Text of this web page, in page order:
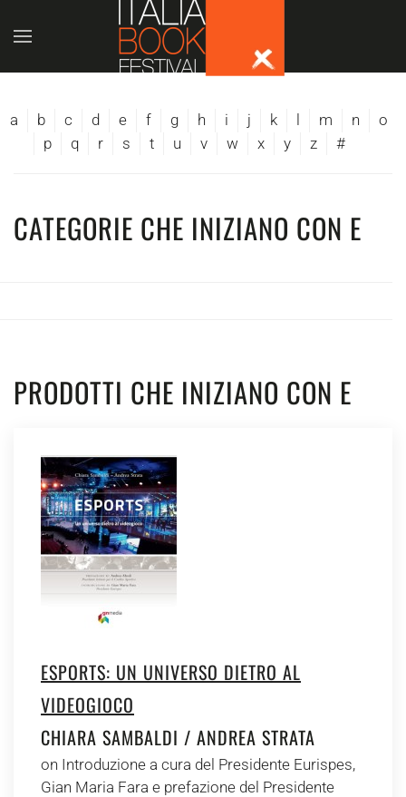
Skip to main content
a b c d e f g h i j k m n
o
p
q r s t u v w x y z #
CATEGORIE CHE INIZIANO CON E
PRODOTTI CHE INIZIANO CON E
ESPORTS: UN UNIVERSO DIETRO AL
VIDEOGIOCO
CHIARA SAMBALDI / ANDREA STRATA
on Introduzione a cura del Presidente Eurispes,
Gian Maria Fara e prefazione del Presidente